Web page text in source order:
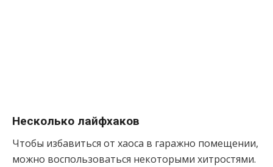
Несколько лайфхаков
Чтобы избавиться от хаоса в гаражно помещении,
можно воспользоваться некоторыми хитростями.